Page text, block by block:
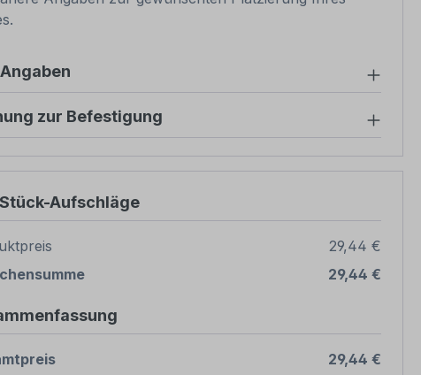
zur Befestigung
Aufschläge
29,44 €
29,44 €
29,44 €